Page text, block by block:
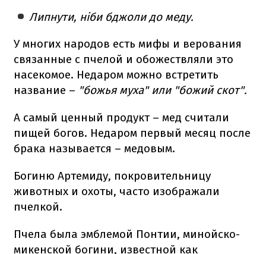
Липнути, ніби бджоли до меду.
У многих народов есть мифы и верования
связанные с пчелой и обожествляли это
насекомое. Недаром можно встретить
название – "божья муха" или "божий скот".
А самый ценный продукт – мед считали
пищей богов. Недаром первый месяц после
брака называется – медовым.
Богиню Артемиду, покровительницу
животных и охоты, часто изображали
пчелкой.
Пчела была эмблемой Понтии, минойско-
микенской богини, известной как